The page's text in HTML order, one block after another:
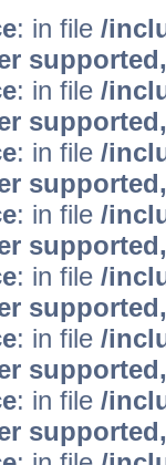
: in file /
: in file /
: in file /
: in file /
: in file /
: in file /
: in file /